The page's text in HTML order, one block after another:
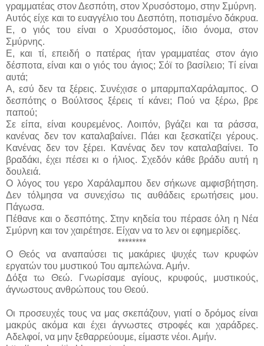
γραμματέας στον Δεσπότη, στον Χρυσόστομο, στην Σμύρνη.
Αυτός είχε και το ευαγγέλιο του Δεσπότη, ποτισμένο δάκρυα.
Ε, ο γιός του είναι ο Χρυσόστομος, ίδιο όνομα, στον
Σμύρνης.
Ε, και τί, επειδή ο πατέρας ήταν γραμματέας στον άγιο
δέσποτα, είναι και ο γιός του άγιος; Σόϊ το βασίλειο; Τί είναι
αυτά;
Α, εσύ δεν τα ξέρεις. Συνέχισε ο μπαρμπαΧαράλαμπος. Ο
δεσπότης ο Βούλτσος ξέρεις τί κάνει; Πού να ξέρω, βρε
παπού;
Σε είπα, είναι κουρεμένος. Λοιπόν, βγάζει και τα ράσσα,
κανένας δεν τον καταλαβαίνει. Πάει και ξεσκατίζει γέρους.
Κανένας δεν τον ξέρει. Κανένας δεν τον καταλαβαίνει. Το
βραδάκι, έχει πέσει κι ο ήλιος. Σχεδόν κάθε βράδυ αυτή η
δουλειά.
Ο λόγος του γερο Χαράλαμπου δεν σήκωνε αμφισβήτηση.
Δεν τόλμησα να συνεχίσω τις αυθάδεις ερωτήσεις μου.
Πάγωσα.
Πέθανε και ο δεσπότης. Στην κηδεία του πέρασε όλη η Νέα
Σμύρνη και τον χαιρέτησε. Είχαν να το λεν οι εφημερίδες.
********
Ο Θεός να αναπαύσει τις μακάριες ψυχές των κρυφών
εργατών του μυστικού Του αμπελώνα. Αμήν.
Δόξα τω Θεώ. Γνωρίσαμε αγίους, κρυφούς, μυστικούς,
άγνωστους ανθρώπους του Θεού.
Οι προσευχές τους να μας σκεπάζουν, γιατί ο δρόμος είναι
μακρύς ακόμα και έχει άγνωστες στροφές και χαράδρες.
Αδελφοί, να μην ξεθαρρεύουμε, είμαστε νέοι. Αμήν.